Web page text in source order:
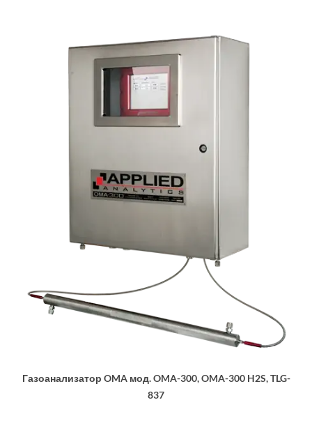
Газоанализатор OMA мод. OMA-300, OMA-300 H2S, TLG-
837